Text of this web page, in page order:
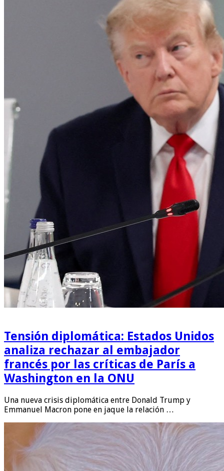
Tensión diplomática: Estados Unidos
analiza rechazar al embajador
francés por las críticas de París a
Washington en la ONU
Una nueva crisis diplomática entre Donald Trump y
Emmanuel Macron pone en jaque la relación …